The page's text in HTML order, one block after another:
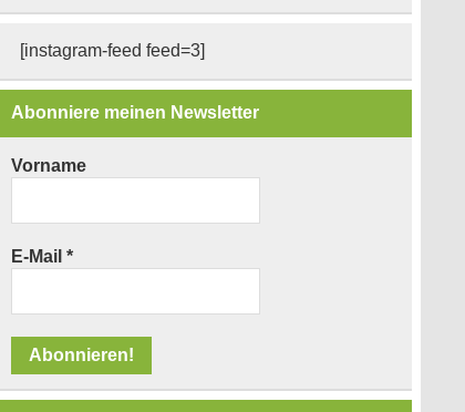
[instagram-feed feed=3]
Abonniere meinen Newsletter
Vorname
E-Mail*